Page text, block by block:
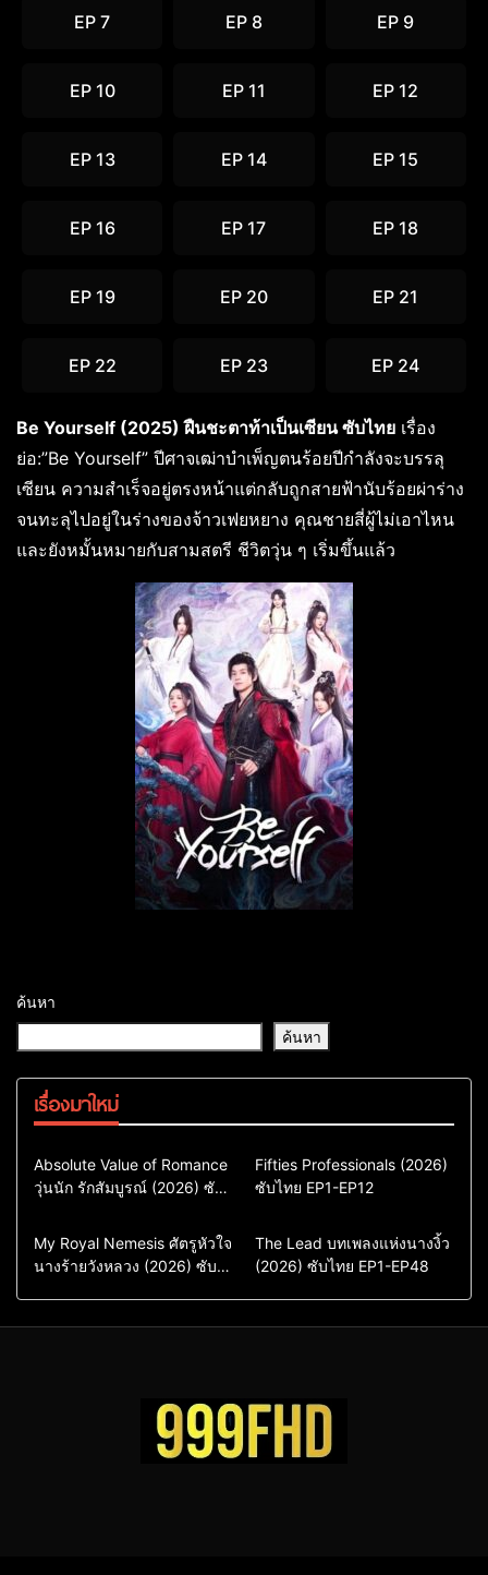
EP 7 EP 8 EP 9
EP 10 EP 11 EP 12
EP 13 EP 14 EP 15
EP 16 EP 17 EP 18
EP 19 EP 20 EP 21
EP 22 EP 23 EP 24
Be Yourself (2025) ฝืนชะตาท้าเป็นเซียน ซับไทย เรื่อง
ย่อ:”Be Yourself” ปีศาจเฒ่าบำเพ็ญตนร้อยปีกำลังจะบรรลุ
เซียน ความสำเร็จอยู่ตรงหน้าแต่กลับถูกสายฟ้านับร้อยผ่าร่าง
จนทะลุไปอยู่ในร่างของจ้าวเฟยหยาง คุณชายสี่ผู้ไม่เอาไหน
และยังหมั้นหมายกับสามสตรี ชีวิตวุ่น ๆ เริ่มขึ้นแล้ว
ค้นหา
ค้นหา
เรื่องมาใหม่
Comedy
Drama
ซีรี่ย์เกาหลี
ซีรี่ย์เกาหลีพากย์ไทย
Absolute Value of Romance
วุ่นนัก รักสัมบูรณ์ (2026) ซับ
Action & Adventure
Comedy
Drama
ซีรี่ย์เกาหลีซับไทย
Fifties Professionals (2026)
ซับไทย EP1-EP12
Comedy
Drama
Sci-Fi & Fantasy
My Royal Nemesis ศัตรูหัวใจ
นางร้ายวังหลวง (2026) ซับ
Drama
ซีรี่ย์จีน
ซีรี่ย์จีนซับไทย
The Lead บทเพลงแห่งนางงิ้ว
(2026) ซับไทย EP1-EP48